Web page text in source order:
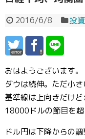
2016/6/8 投資
error
おはようございます。
ダウは続伸。ただ小さ
基準線は上向きだけど
18000ドルの節目を超
ドル円は下降からの